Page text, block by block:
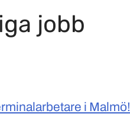
jobb
i Malmö!